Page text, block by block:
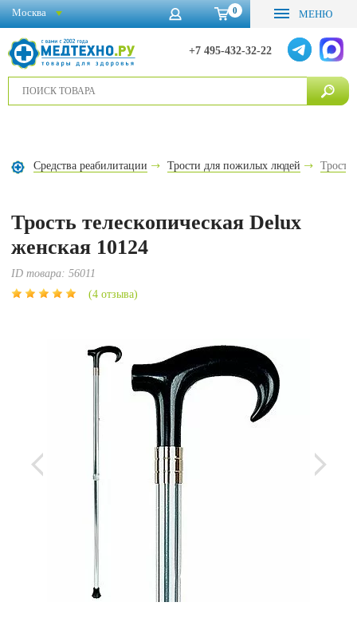
0 МЕНЮ
+7 495-432-32-22
Москва
Средства реабилитации Трости для пожилых людей Трости
Трость телескопическая Delux
женская 10124
ID товара:56011
(4 отзыва)